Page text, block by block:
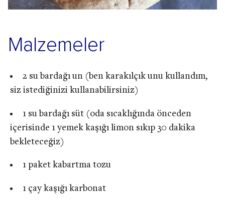
Malzemeler
2 su bardağı un (ben karakılçık unu kullandım,
siz istediğinizi kullanabilirsiniz)
1 su bardağı süt (oda sıcaklığında önceden
içerisinde 1 yemek kaşığı limon sıkıp 30 dakika
bekleteceğiz)
1 paket kabartma tozu
1 çay kaşığı karbonat